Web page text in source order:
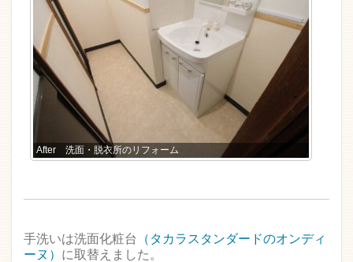
After 洗面・脱衣所のリフォーム
手洗いは洗面化粧台
（タカラスタンダードのオンディ
ーヌ） に取替えました。